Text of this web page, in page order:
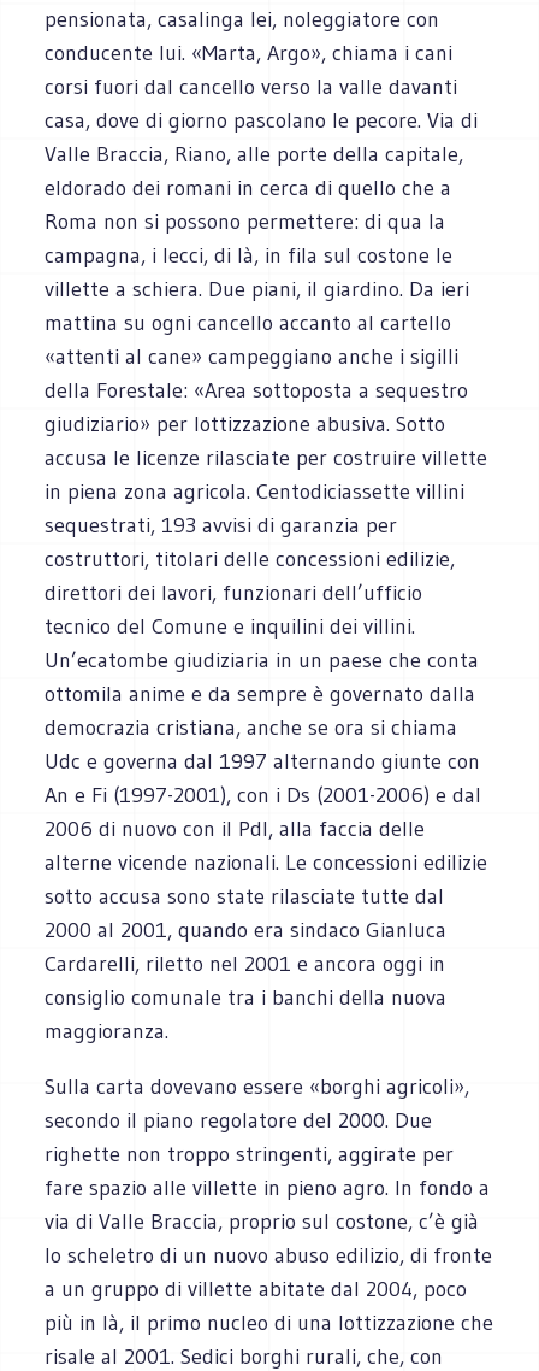
pensionata, casalinga lei, noleggiatore con
conducente lui. «Marta, Argo», chiama i cani
corsi fuori dal cancello verso la valle davanti
casa, dove di giorno pascolano le pecore. Via di
Valle Braccia, Riano, alle porte della capitale,
eldorado dei romani in cerca di quello che a
Roma non si possono permettere: di qua la
campagna, i lecci, di là, in fila sul costone le
villette a schiera. Due piani, il giardino. Da ieri
mattina su ogni cancello accanto al cartello
«attenti al cane» campeggiano anche i sigilli
della Forestale: «Area sottoposta a sequestro
giudiziario» per lottizzazione abusiva. Sotto
accusa le licenze rilasciate per costruire villette
in piena zona agricola. Centodiciassette villini
sequestrati, 193 avvisi di garanzia per
costruttori, titolari delle concessioni edilizie,
direttori dei lavori, funzionari dell’ufficio
tecnico del Comune e inquilini dei villini.
Un’ecatombe giudiziaria in un paese che conta
ottomila anime e da sempre è governato dalla
democrazia cristiana, anche se ora si chiama
Udc e governa dal 1997 alternando giunte con
An e Fi (1997-2001), con i Ds (2001-2006) e dal
2006 di nuovo con il Pdl, alla faccia delle
alterne vicende nazionali. Le concessioni edilizie
sotto accusa sono state rilasciate tutte dal
2000 al 2001, quando era sindaco Gianluca
Cardarelli, riletto nel 2001 e ancora oggi in
consiglio comunale tra i banchi della nuova
maggioranza.
Sulla carta dovevano essere «borghi agricoli»,
secondo il piano regolatore del 2000. Due
righette non troppo stringenti, aggirate per
fare spazio alle villette in pieno agro. In fondo a
via di Valle Braccia, proprio sul costone, c’è già
lo scheletro di un nuovo abuso edilizio, di fronte
a un gruppo di villette abitate dal 2004, poco
più in là, il primo nucleo di una lottizzazione che
risale al 2001. Sedici borghi rurali, che, con